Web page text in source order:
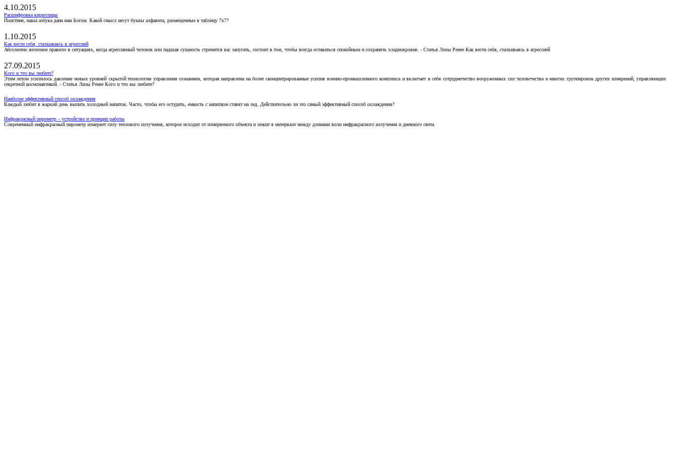
4.10.2015
Расшифровка кириллицы
Поистине, наша азбука дана нам Богом. Какой смысл несут буквы алфавита, размещенные в таблицу 7х7?
1.10.2015
Как вести себя, сталкиваясь в агрессией
Абсолютно железное правило в ситуациях, когда агрессивный человек или падшая сущность стремится вас запугать, состоит в том, чтобы всегда оставаться спокойным и сохранять хладнокровие. - Статья Лизы Ренее Как вести себя, сталкиваясь в агрессией
27.09.2015
Кого и что вы любите?
Этим летом усилилось давление новых уровней скрытой технологии управления сознанием, которая направлена на более сконцентрированные усилия военно-промышленного комплекса и включает в себя сотрудничество вооруженных сил человечества и многих группировок других измерений, управляющих
секретной космонавтикой. - Статья Лизы Ренее Кого и что вы любите?
Наиболее эффективный способ охлаждения
Каждый любит в жаркий день выпить холодный напиток. Часто, чтобы его остудить, емкость с напитком ставят на лед. Действительно ли это самый эффективный способ охлаждения?
Инфракрасный пирометр – устройство и принцип работы
Современный инфракрасный пирометр измеряет силу теплового излучения, которое исходит от измеряемого объекта и лежит в интервале между длинами волн инфракрасного излучения и дневного света.